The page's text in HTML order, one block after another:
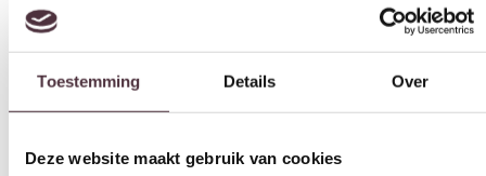
Toestemming Details Over
Deze website maakt gebruik van cookies